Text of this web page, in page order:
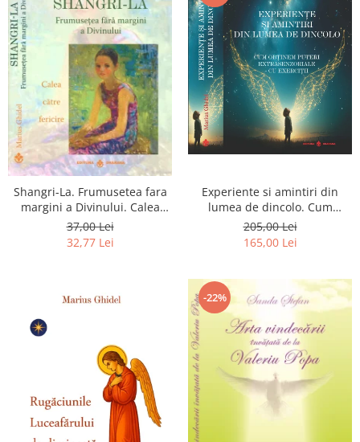
Shangri-La. Frumusetea fara
margini a Divinului. Calea
catre fericire
37,00 Lei
32,77 Lei
Experiente si amintiri din
lumea de dincolo. Cum
obtinem puteri
extrasenzoriale - cu exercitii
205,00 Lei
165,00 Lei
-22%